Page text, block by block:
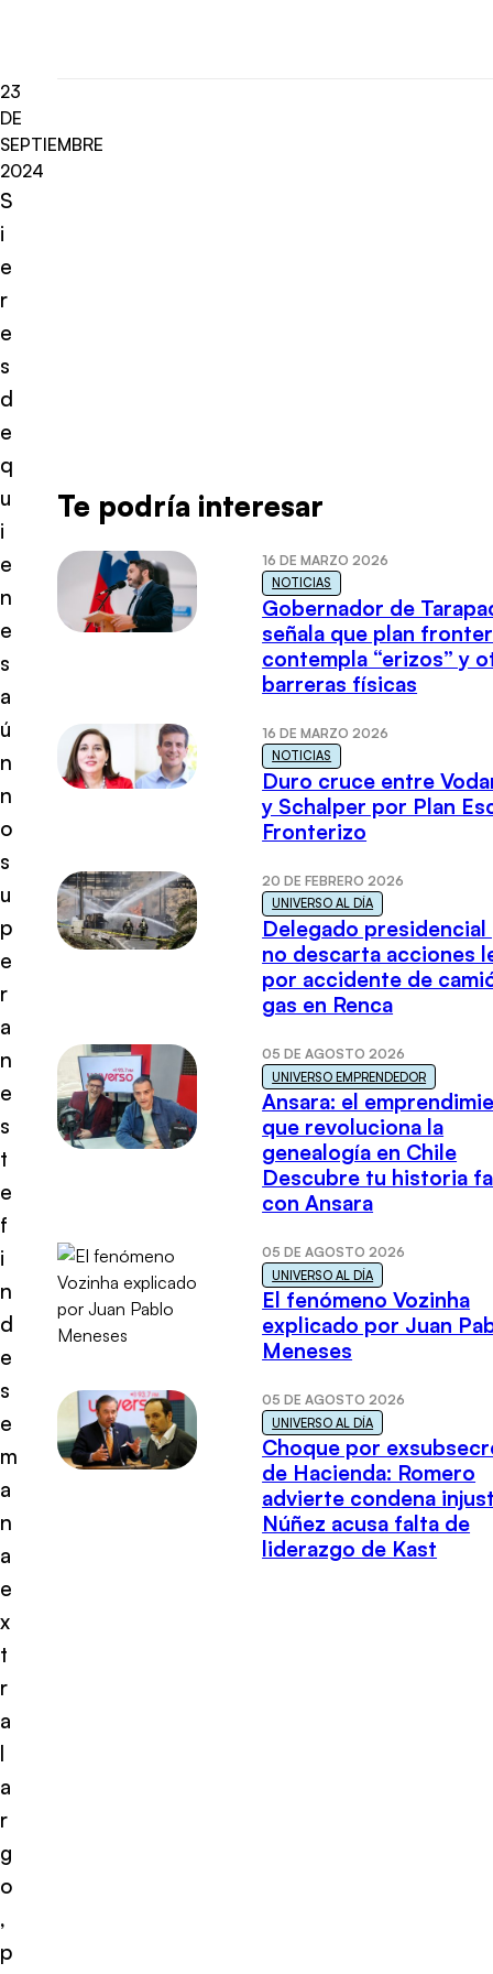
23
DE
SEPTIEMBRE
2024
S
i
e
r
e
s
d
e
q
u
i
e
n
e
s
a
ú
n
n
o
s
u
p
e
r
a
n
e
s
t
e
f
i
n
d
e
s
e
m
a
n
a
e
x
t
r
a
l
a
r
g
o
,
p
Te podría interesar
16 DE MARZO 2026
NOTICIAS
Gobernador de
señala que plan
contempla “erizos” y
barreras físicas
16 DE MARZO 2026
NOTICIAS
Duro cruce entre
y Schalper por Plan
Fronterizo
20 DE FEBRERO 2026
UNIVERSO AL DÍA
Delegado presidencial
no descarta acciones
por accidente de
gas en Renca
05 DE AGOSTO 2026
UNIVERSO EMPRENDEDOR
Ansara: el
que revoluciona la
genealogía en Chile
Descubre tu historia
con Ansara
05 DE AGOSTO 2026
UNIVERSO AL DÍA
El fenómeno Vozinha
explicado por Juan
Meneses
05 DE AGOSTO 2026
UNIVERSO AL DÍA
Choque por
de Hacienda: Romero
advierte condena
Núñez acusa falta de
liderazgo de Kast